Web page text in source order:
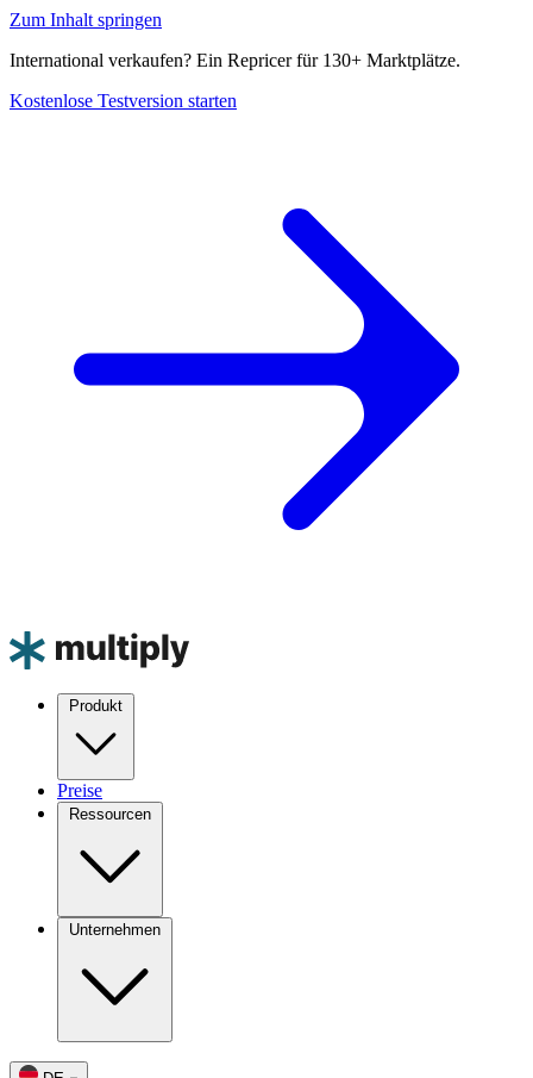
Zum Inhalt springen
International verkaufen? Ein Repricer für 130+ Marktplätze.
Kostenlose Testversion starten
Produkt
Preise
Ressourcen
Unternehmen